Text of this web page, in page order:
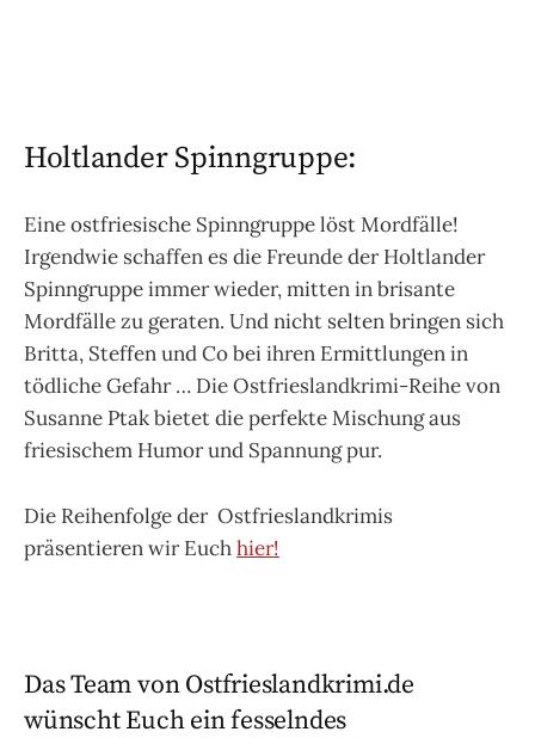
Holtlander Spinngruppe:
Eine ostfriesische Spinngruppe löst Mordfälle!
Irgendwie schaffen es die Freunde der Holtlander
Spinngruppe immer wieder, mitten in brisante
Mordfälle zu geraten. Und nicht selten bringen sich
Britta, Steffen und Co bei ihren Ermittlungen in
tödliche Gefahr … Die Ostfrieslandkrimi-Reihe von
Susanne Ptak bietet die perfekte Mischung aus
friesischem Humor und Spannung pur.
Die Reihenfolge der Ostfrieslandkrimis
präsentieren wir Euchhier!
Das Team von Ostfrieslandkrimi.de
wünscht Euch ein fesselndes